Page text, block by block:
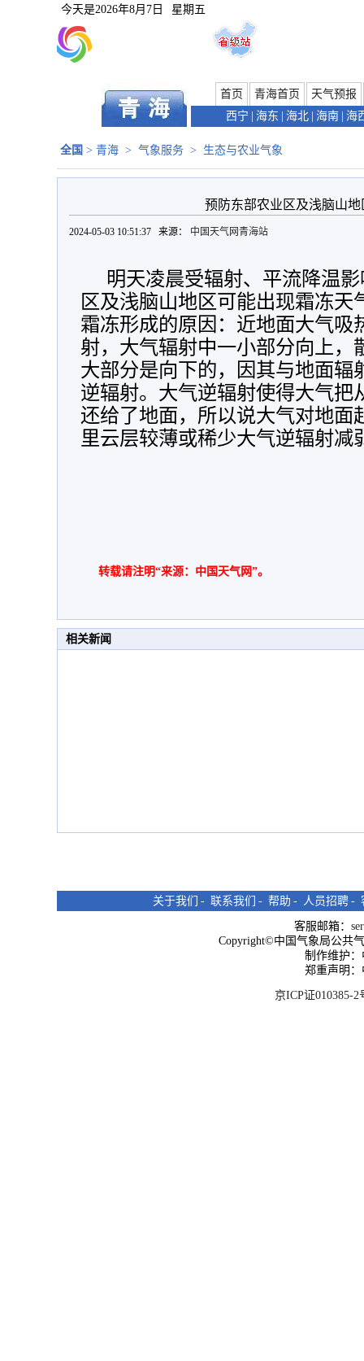
今天是2026年8月7日 星期五
首页 青海首页
天气预报
西宁
海东 海北 海南 海
全国 > 青海 > 气象服务 > 生态与农业气象
预防东部农业区及浅脑山
2024-05-03 10:51:37 来源： 中国天气网青海站
明天凌晨受辐射、平流降温
区及浅脑山地区可能出现霜冻天
霜冻形成的原因：近地面大气吸
射，大气辐射中一小部分向上，
大部分是向下的，因其与地面辐
逆辐射。大气逆辐射使得大气把
还给了地面，所以说大气对地面
里云层较薄或稀少大气逆辐射减
转载请注明“来源：中国天气网”。
相关新闻
关于我们 - 联系我们 - 帮助 - 人员招聘 -
客服邮箱：
Copyright©中国气象局公共
制作维护
郑重声明
京ICP证010385-2